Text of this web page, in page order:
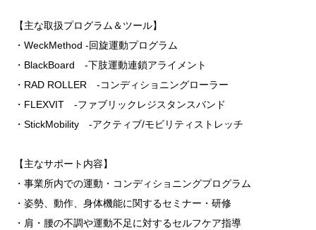
【主な取扱プログラム＆ツール】
・WeckMethod -回旋運動プログラム
・BlackBoard -下肢運動連鎖アライメント
・RAD ROLLER -コンディショニングローラー
・FLEXVIT -ファブリックレジスタンスバンド
・StickMobility -アクティブ/モビリティストレッチ
【主なサポート内容】
・事業所内での運動・コンディショニングプログラム
・姿勢、動作、身体機能に関するセミナー・研修
・肩・腰の不調や運動不足に対するセルフケア指導